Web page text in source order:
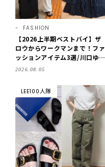
FASHION
【2026上半期ベストバイ】ザ
ロウからワークマンまで！ファ
ッションアイテム3選/川口ゆか
り
2026.08.05
LEE100人隊